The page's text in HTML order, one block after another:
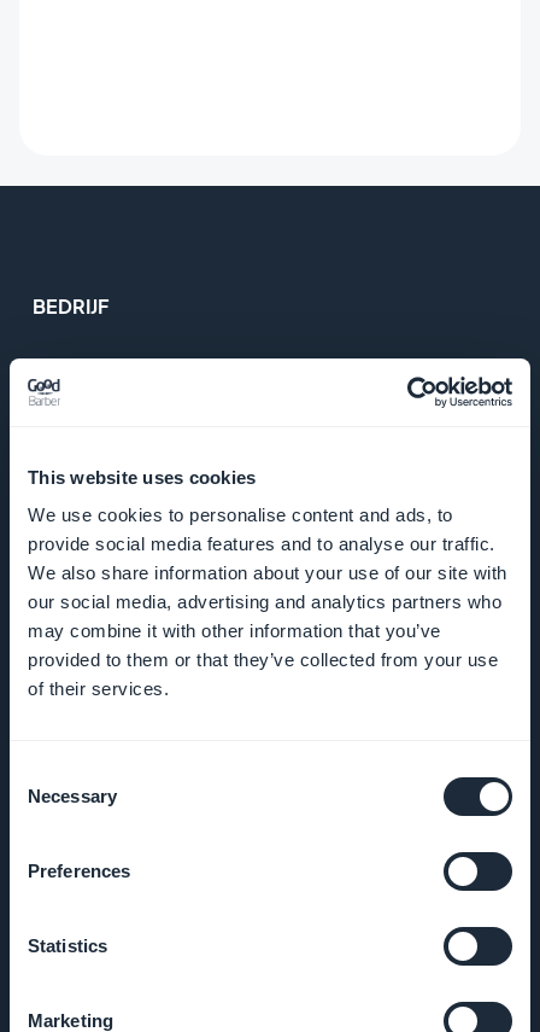
This website uses cookies
We use cookies to personalise content and ads, to
provide social media features and to analyse our traffic.
We also share information about your use of our site with
our social media, advertising and analytics partners who
may combine it with other information that you’ve
provided to them or that they’ve collected from your use
of their services.
Selection
Necessary
Preferences
Statistics
Marketing
BEDRIJF
Over ons
ondersteuning
GoodBarber
DNA
Startup Studio
Vacatures
& AVG
Contact